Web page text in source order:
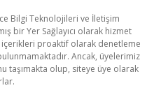
Bilgi Teknolojileri ve İletişim
bir Yer Sağlayıcı olarak hizmet
proaktif olarak denetleme
Ancak, üyelerimiz
taşımakta olup, siteye üye olarak